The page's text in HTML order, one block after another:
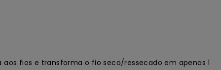
fios e transforma o fio seco/ressecado em apenas 1